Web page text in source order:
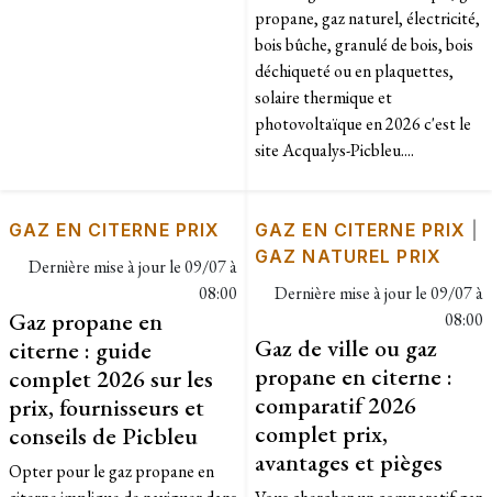
propane, gaz naturel, électricité,
bois bûche, granulé de bois, bois
déchiqueté ou en plaquettes,
solaire thermique et
photovoltaïque en 2026 c'est le
site Acqualys-Picbleu....
GAZ EN CITERNE PRIX
Dernière mise à jour le09/07 à
08:00
Gaz propane en
citerne : guide
complet 2026 sur les
prix, fournisseurs et
conseils de Picbleu
Opter pour le gaz propane en
GAZ EN CITERNE PRIX
GAZ NATUREL PRIX
Dernière mise à jour le09/07 à
08:00
Gaz de ville ou gaz
propane en citerne :
comparatif 2026
complet prix,
avantages et pièges